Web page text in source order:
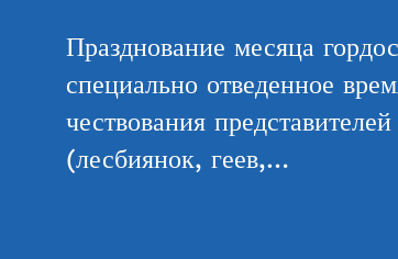
Празднование месяца
специально отведенное
чествования
(лесбиянок, геев,…